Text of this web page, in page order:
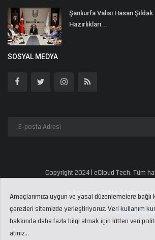
Şanlıurfa Valisi Hasan
Hazırlıkları...
SOSYAL MEDYA
Copyright 2024 | eCloud Tech. Tüm
Kullanıcı ve Gizlilik Sözleşmesi
Destekleyen:Avukat
Amaçlarımıza uygun ve yasal düzenlemelere bağlı
çerezleri sitemizde yerleştiriyoruz. Veri kullanım
hakkında daha fazla bilgi almak için lütfen veri
atınız...